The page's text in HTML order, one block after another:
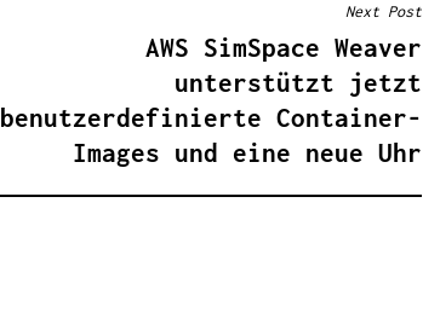
Next Post
AWS SimSpace Weaver
unterstützt jetzt
benutzerdefinierte Container-
Images und eine neue Uhr